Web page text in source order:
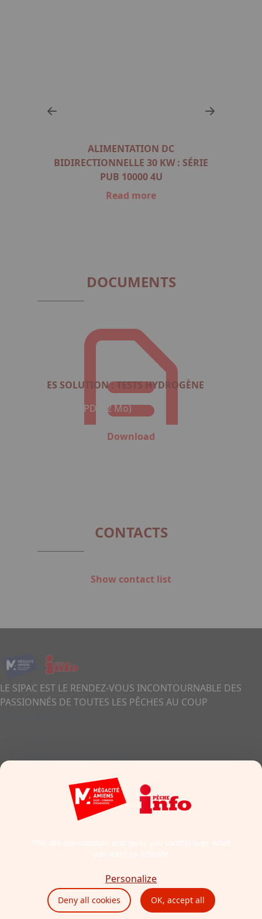
ALIMENTATION DC
BIDIRECTIONNELLE 30 KW : SÉRIE
PUB 10000 4U
Read more
DOCUMENTS
ES SOLUTION : TESTS HYDROGÈNE
Format: PDF (2 Mo)
Download
CONTACTS
Show contact list
LE SIPAC EST LE RENDEZ-VOUS INCONTOURNABLE DES
PASSIONNÉS DE TOUTES LES PÊCHES AU COUP
101 avenue de l'hippodrome
Formulaire de contact
Politique de confidentialité
Éthique et conformité
OK, accept all
Deny all cookies
Personalize